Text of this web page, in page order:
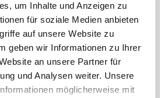
um Inhalte und Anzeigen zu
für soziale Medien anbieten
auf unsere Website zu
geben wir Informationen zu Ihrer
an unsere Partner für
und Analysen weiter. Unsere
möglicherweise mit
kJ (84 kcal)
g
g